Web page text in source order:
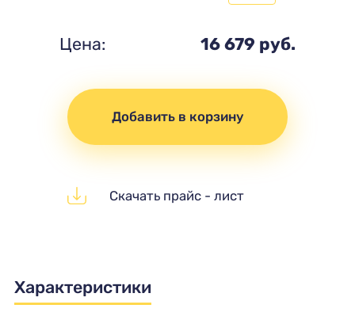
Цена: 16 679 руб.
Добавить в корзину
Скачать прайс - лист
Характеристики